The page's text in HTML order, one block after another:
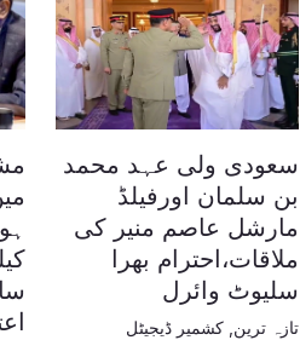
سعودی ولی عہد محمد
بن سلمان اورفیلڈ
مارشل عاصم منیر کی
ملاقات،احترام بھرا
سلیوٹ وائرل
تازہ ترین کشمیر ڈیجیٹل